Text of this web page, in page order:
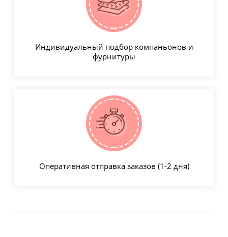
Индивидуальный подбор компаньонов и
фурнитуры
Оперативная отправка заказов (1-2 дня)